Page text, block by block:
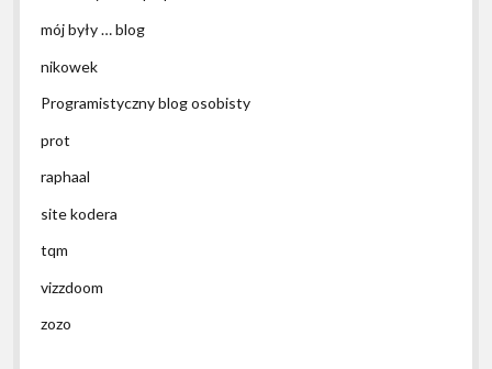
mój były … blog
nikowek
Programistyczny blog osobisty
prot
raphaal
site kodera
tqm
vizzdoom
zozo